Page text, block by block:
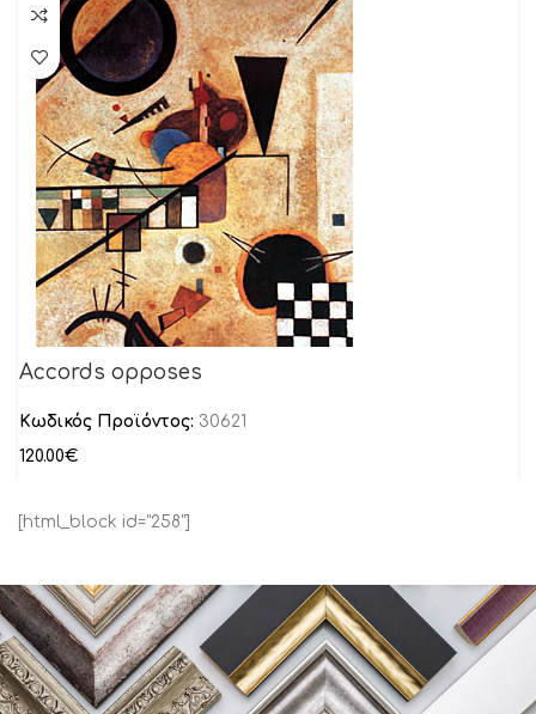
Accords opposes
Κωδικός Προϊόντος: 30621
120.00€
[html_block id="258"]